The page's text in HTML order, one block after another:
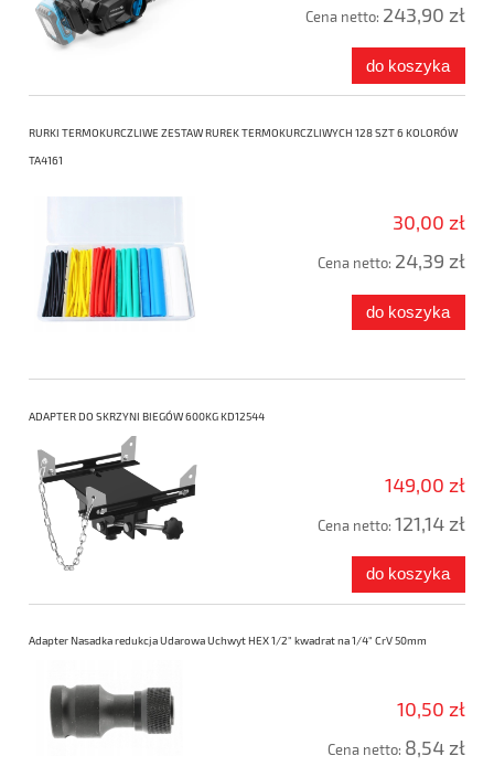
Cena netto: 243,90 zł
do koszyka
RURKI TERMOKURCZLIWE ZESTAW RUREK TERMOKURCZLIWYCH 128 SZT 6 KOLORÓW
TA4161
30,00 zł
Cena netto: 24,39 zł
do koszyka
ADAPTER DO SKRZYNI BIEGÓW 600KG KD12544
149,00 zł
Cena netto: 121,14 zł
do koszyka
Adapter Nasadka redukcja Udarowa Uchwyt HEX 1/2" kwadrat na 1/4" CrV 50mm
10,50 zł
Cena netto: 8,54 zł